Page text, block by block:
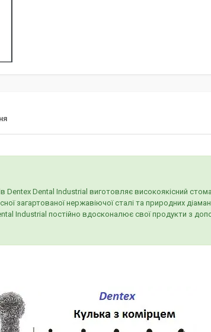
Dentex Dental Industrial виготовляє високоякісний
загартованої нержавіючої сталі та природних
Industrial постійно вдосконалює свої продукти з